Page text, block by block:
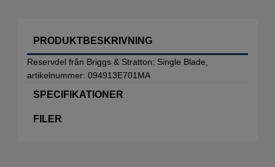
PRODUKTBESKRIVNING
Reservdel från Briggs & Stratton: Single Blade,
artikelnummer: 094913E701MA
SPECIFIKATIONER
FILER